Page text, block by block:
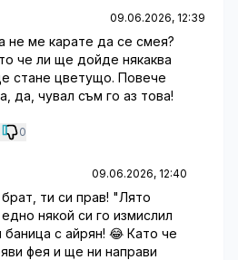
09.06.2026, 12:39
не ме карате да се смея?
че ли ще дойде някаква
стане цветущо. Повече
да, чувал съм го аз това!
0
09.06.2026, 12:40
ти си прав! "Лято
някой си го измислил
баница с айрян! 😂 Като че
фея и ще ни направи